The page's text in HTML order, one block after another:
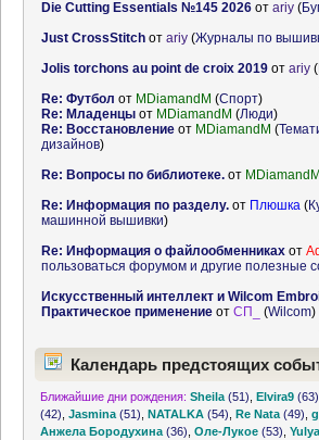
Die Cutting Essentials №145 2026от ariy(
Just CrossStitchот ariy(Журналы по
Jolis torchons au point de croix 2019от ariy(
Re: Футбол от MDiamandM (Спорт)
Re: Младенцыот MDiamandM (Люди)
Re: Восстановлениеот MDiamandM (
дизайнов)
Re: Вопросы по библиотеке.от MDiamandM
Re: Информация по разделу.от Плюшка (
машинной вышивки)
Re: Информация о файлообменникахот
пользоваться форумом и другие полезные
Искусственный интеллект и Wilcom
Практическое применениеот СП_ (Wilcom)
Календарь предстоящих
Ближайшие дни рождения: Sheila (51) ,Elvira9 (63)
(42) ,Jasmina (51) ,NATALKA (54) ,Re Nata (49) ,
Анжела Бородухина (36) ,Оле-Лукое (53) ,